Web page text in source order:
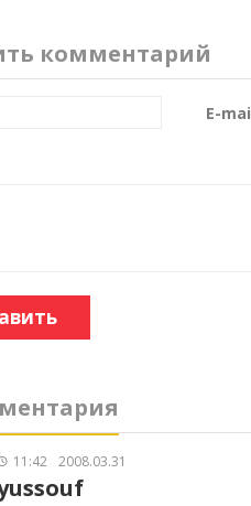
комментарий
E-
11:42 2008.03.31